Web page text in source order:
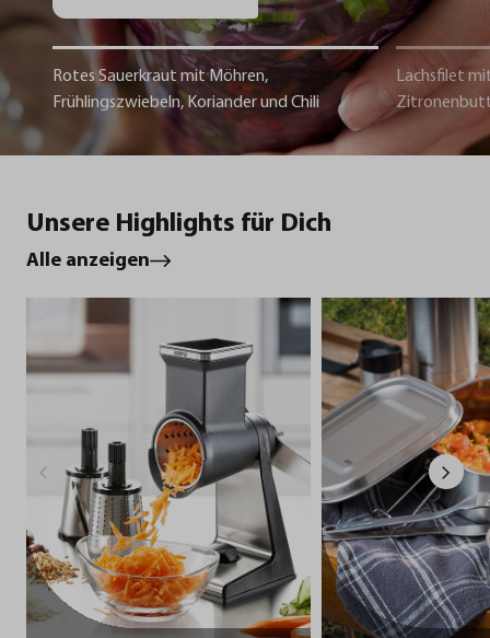
Rotes Sauerkraut mit Möhren,
Frühlingszwiebeln, Koriander und Chili
Lachsfilet
Unsere Highlights für Dich
Alle anzeigen